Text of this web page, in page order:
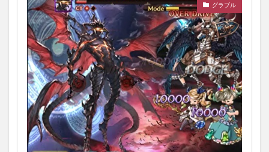
グラブル